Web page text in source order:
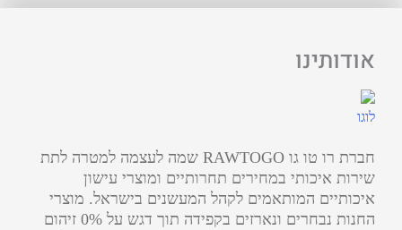
אודותינו
חברת רו טו גו RAWTOGO שמה לעצמה למטרה לתת
שירות איכותי במחירים תחרותיים ומוצרי עישון
איכותיים המותאמים לקהל המעשנים בישראל. מוצרי
החנות נבחרים ונארזים בקפידה תוך דגש על 0% זיהום